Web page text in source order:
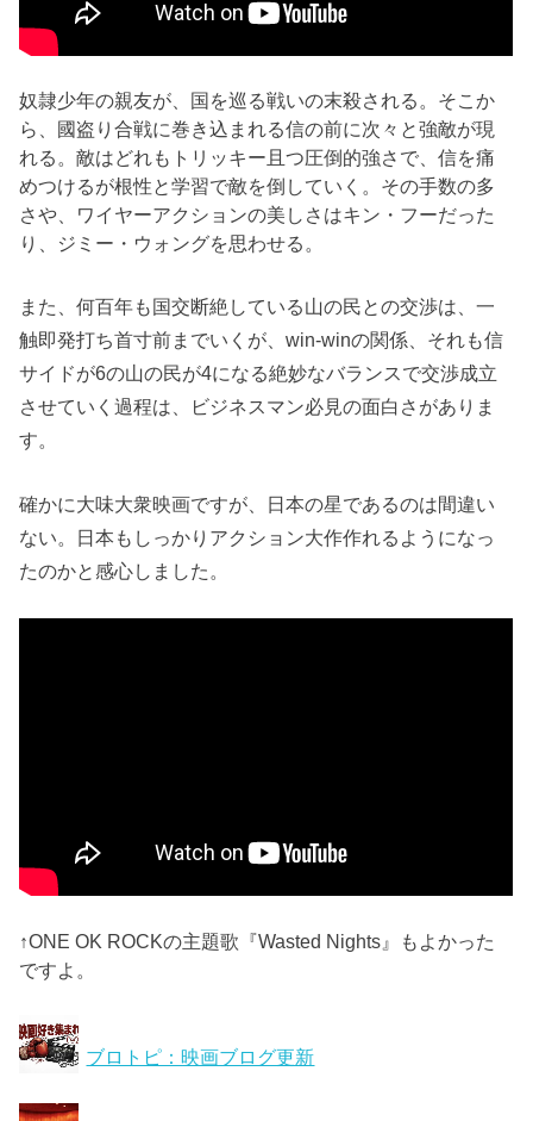
奴隷少年の親友が、国を巡る戦いの末殺される。そこか
ら、國盗り合戦に巻き込まれる信の前に次々と強敵が現
れる。敵はどれもトリッキー且つ圧倒的強さで、信を痛
めつけるが根性と学習で敵を倒していく。その手数の多
さや、ワイヤーアクションの美しさはキン・フーだった
り、ジミー・ウォングを思わせる。
また、何百年も国交断絶している山の民との交渉は、一
触即発打ち首寸前までいくが、win-winの関係、それも信
サイドが6の山の民が4になる絶妙なバランスで交渉成立
させていく過程は、ビジネスマン必見の面白さがありま
す。
確かに大味大衆映画ですが、日本の星であるのは間違い
ない。日本もしっかりアクション大作作れるようになっ
たのかと感心しました。
↑ONE OK ROCKの主題歌『Wasted Nights』もよかった
ですよ。
ブロトピ：映画ブログ更新